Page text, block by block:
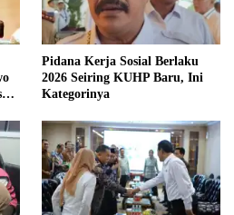
Pidana Kerja Sosial Berlaku
2026 Seiring KUHP Baru, Ini
Kategorinya